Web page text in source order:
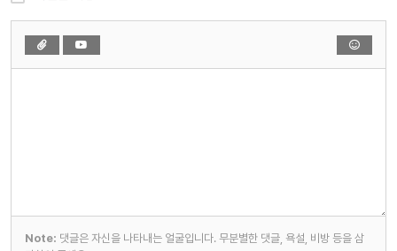
Note: 댓글은 자신을 나타내는 얼굴입니다. 무분별한 댓글, 욕설, 비방 등을 삼